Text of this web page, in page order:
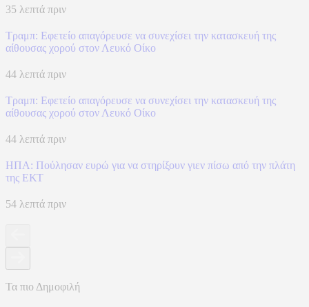
35 λεπτά πριν
Τραμπ: Εφετείο απαγόρευσε να συνεχίσει την κατασκευή της
αίθουσας χορού στον Λευκό Οίκο
44 λεπτά πριν
Τραμπ: Εφετείο απαγόρευσε να συνεχίσει την κατασκευή της
αίθουσας χορού στον Λευκό Οίκο
44 λεπτά πριν
ΗΠΑ: Πούλησαν ευρώ για να στηρίξουν γιεν πίσω από την πλάτη
της ΕΚΤ
54 λεπτά πριν
Τα πιο Δημοφιλή